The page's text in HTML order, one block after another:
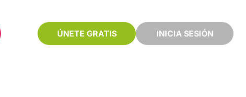
ÚNETE GRATIS INICIA SESIÓN